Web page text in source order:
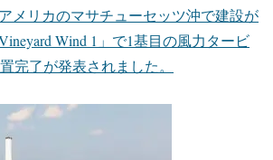
メリカのマサチューセッツ沖で建設が
Wind 1」で1基目の風力タービ
完了が発表されました。